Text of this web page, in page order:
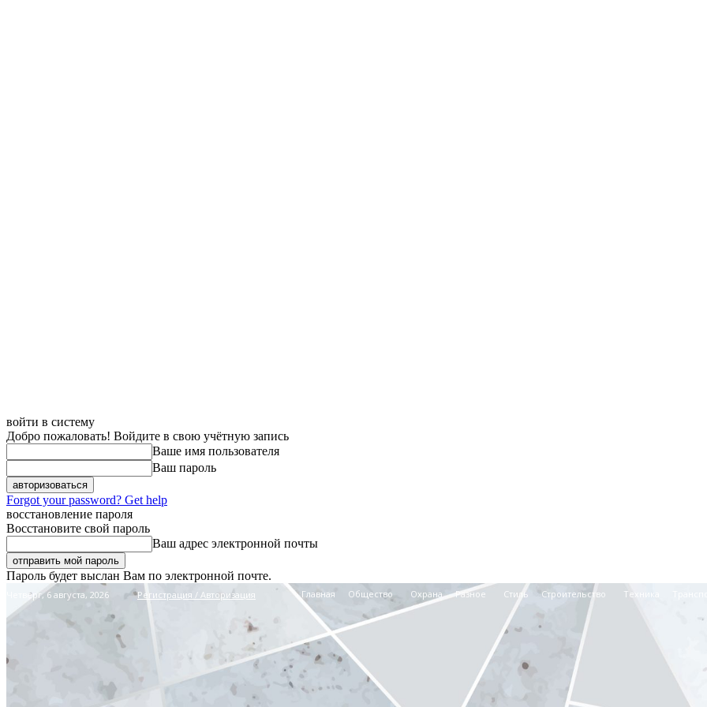
войти в систему
Добро пожаловать! Войдите в свою учётную запись
Ваше имя пользователя
Ваш пароль
Forgot your password? Get help
восстановление пароля
Восстановите свой пароль
Ваш адрес электронной почты
Пароль будет выслан Вам по электронной почте.
Четверг, 6 августа, 2026 Регистрация / Авторизация Главная Общество Охрана Разное Стиль Строительство Техника